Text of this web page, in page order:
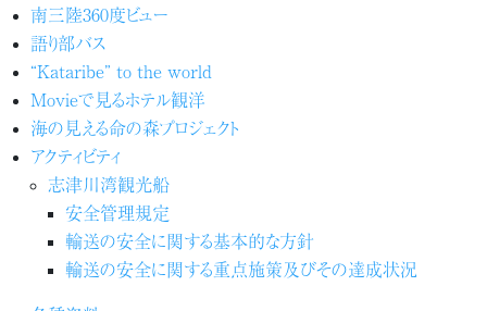
南三陸360度ビュー
語り部バス
“Kataribe” to the world
Movieで見るホテル観洋
海の見える命の森プロジェクト
アクティビティ
志津川湾観光船
安全管理規定
輸送の安全に関する基本的な方針
輸送の安全に関する重点施策及びその達成状況